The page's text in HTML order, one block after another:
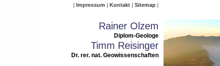
Impressum Kontakt Sitemap
Rainer Olzem
Diplom-Geologe
Timm Reisinger
Dr. rer. nat. Geowissenschaften